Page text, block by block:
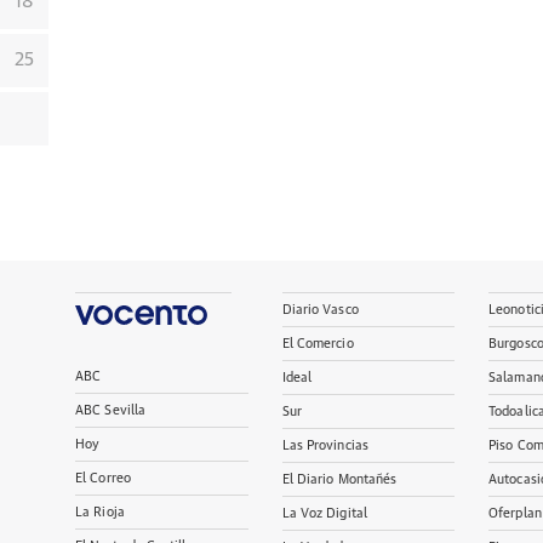
25
ABC
ABC Sevilla
Hoy
El Correo
La Rioja
Diario Vasco
El Comercio
Ideal
Sur
Las Provincias
El Diario Montañés
La Voz Digital
Piso
Oferplan